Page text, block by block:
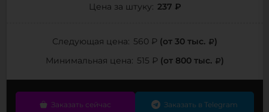
Цена за штуку: 237 ₽
Следующая цена: 560 ₽ (от 30 тыс. )
Минимальная цена: 515 ₽ (от 800 тыс. )
Заказать сейчас Заказать в Telegram